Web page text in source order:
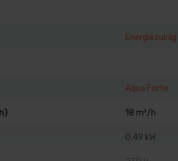
ivs 75 levert een capaciteit van 18 m³
programma’s. Zo stel je
18 m³ per uur Aqua Forte
18 m³/h
0,49 kW